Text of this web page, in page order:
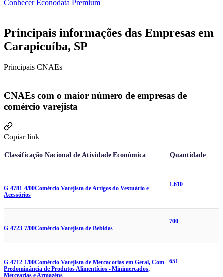
Conhecer Econodata Premium
Principais informações das Empresas em
Carapicuíba, SP
Principais CNAEs
CNAEs com o maior número de empresas de
comércio varejista
Copiar link
Classificação Nacional de Atividade Econômica Quantidade
G-4781-4/00Comércio Varejista de Artigos do Vestuário e
Acessórios
1.610
G-4723-7/00Comércio Varejista de Bebidas
700
G-4712-1/00Comércio Varejista de Mercadorias em Geral, Com
Predominância de Produtos Alimentícios - Minimercados,
Mercearias e Armazéns
651